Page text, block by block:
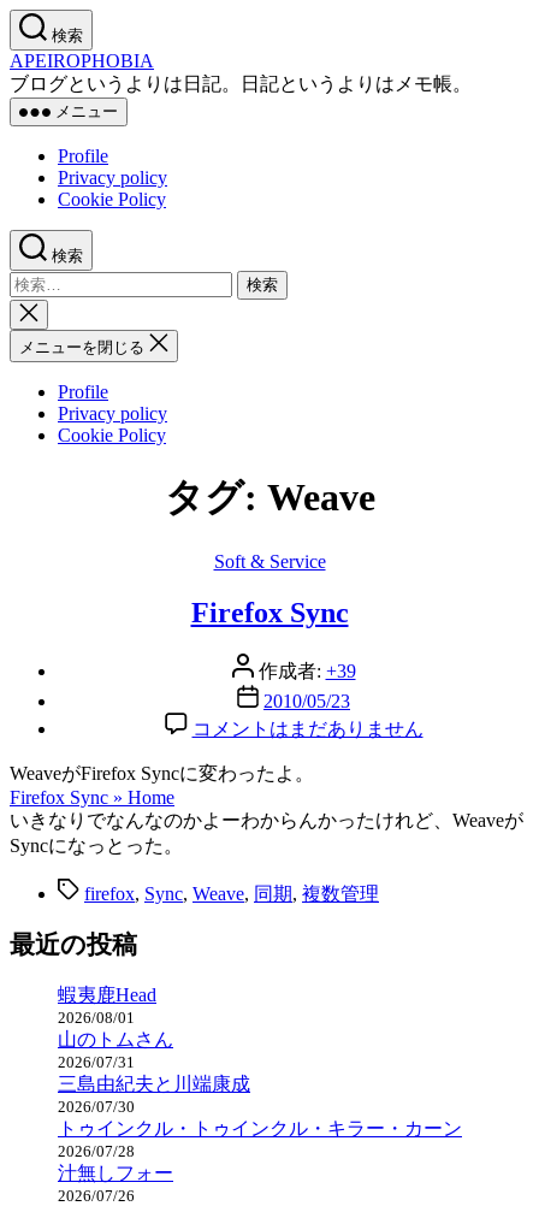
コ
ン
テ
ン
ツ
プ
検索
APEIROPHOBIA
ブログというよりは日記。日記というよりはメモ帳。
メニュー
Profile
Privacy policy
Cookie Policy
検索
検
索
対
象:
検
索
を
メニューを閉じる
Profile
Privacy policy
Cookie Policy
タグ: Weave
カ
ゴ
ー
Soft & Service
Firefox Sync
投
稿
者
作成者: +39
投
稿
2010/05/23
Firefox
Sync
へ
コメントはまだありません
WeaveがFirefox Syncに変わったよ。
Firefox Sync » Home
いきなりでなんなのかよーわからんかったけれど、Weaveが
Syncになっとった。
タ firefox, Sync, Weave, 同期, 複数管理
最近の投稿
蝦夷鹿Head
2026/08/01
山のトムさん
2026/07/31
三島由紀夫と川端康成
2026/07/30
トゥインクル・トゥインクル・キラー・カーン
2026/07/28
汁無しフォー
2026/07/26